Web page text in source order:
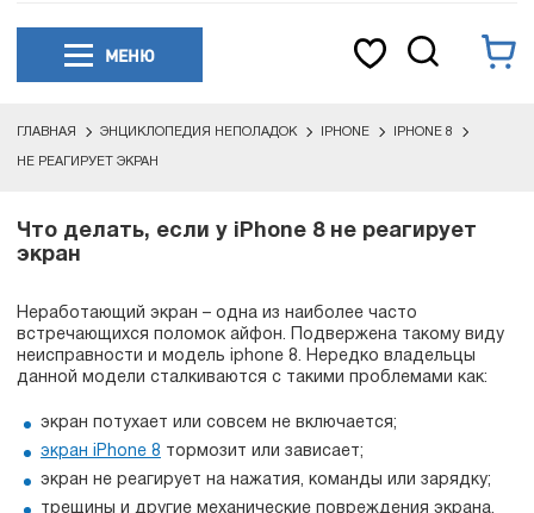
МЕНЮ
ГЛАВНАЯ ЭНЦИКЛОПЕДИЯ НЕПОЛАДОК IPHONE IPHONE 8
НЕ РЕАГИРУЕТ ЭКРАН
Что делать, если у iPhone 8 не реагирует
экран
Неработающий экран – одна из наиболее часто
встречающихся поломок айфон. Подвержена такому виду
неисправности и модель iphone 8. Нередко владельцы
данной модели сталкиваются с такими проблемами как:
экран потухает или совсем не включается;
экран iPhone 8 тормозит или зависает;
экран не реагирует на нажатия, команды или зарядку;
трещины и другие механические повреждения экрана.